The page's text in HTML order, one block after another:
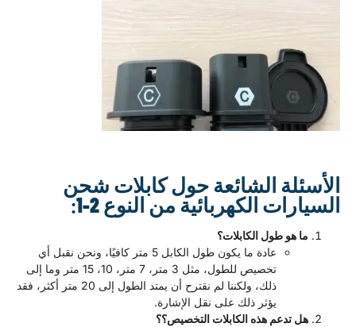
الشائعة حول كابلات شحن
الكهربائية من النوع 2-1
:
هو طول الكابلات؟
عادة ما يكون طول الكابل 5 متر كافيًا، ونحن نقبل أي
تخصيص للطول، مثل 3 متر، 7 متر، 10، 15 متر وما إلى
ذلك، ولكننا لم نقترح أن يمتد الطول إلى 20 متر أكثر، فقد
يؤثر ذلك على نقل الإشارة.
تدعم هذه الكابلات التخصيص؟؟